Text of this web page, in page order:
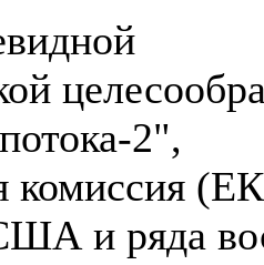
2",
комиссия
и ряда